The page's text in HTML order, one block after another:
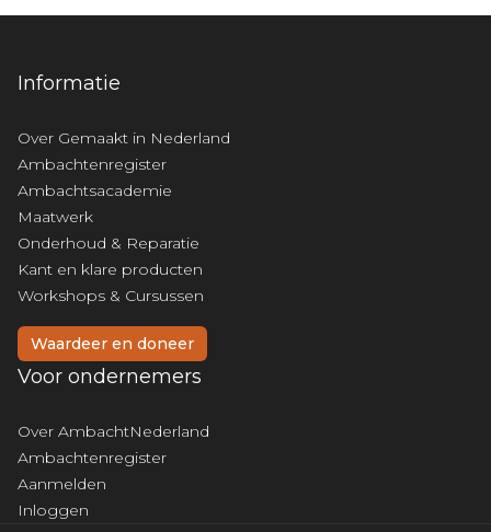
Informatie
Over Gemaakt in Nederland
Ambachtenregister
Ambachtsacademie
Maatwerk
Onderhoud & Reparatie
Kant en klare producten
Workshops & Cursussen
Waardeer en doneer
Voor ondernemers
Over AmbachtNederland
Ambachtenregister
Aanmelden
Inloggen